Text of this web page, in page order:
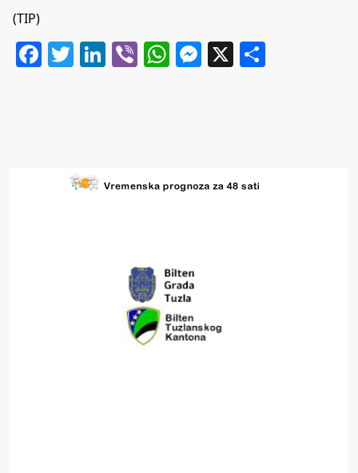
(TIP)
Facebook
Twitter
LinkedIn
ViberWhatsApp
Messenger
X